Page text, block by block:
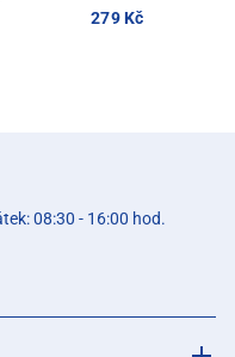
279 Kč
08:30 - 16:00 hod.